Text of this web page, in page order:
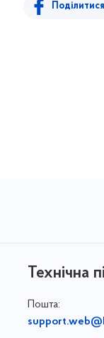
Поділитися
Технічна
Пошта: